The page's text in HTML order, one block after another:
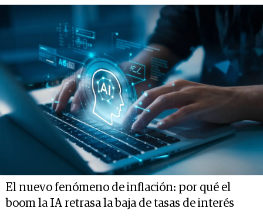
El nuevo fenómeno de inflación: por qué el
boom la IA retrasa la baja de tasas de interés